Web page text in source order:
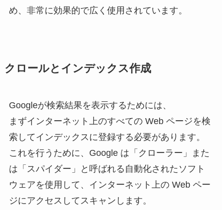
め、非常に効果的で広く使用されています。
クロールとインデックス作成
Googleが検索結果を表示するためには、
まずインターネット上のすべての Web ページを検
索してインデックスに登録する必要があります。
これを行うために、Google は「クローラー」また
は「スパイダー」と呼ばれる自動化されたソフト
ウェアを使用して、インターネット上の Web ペー
ジにアクセスしてスキャンします。